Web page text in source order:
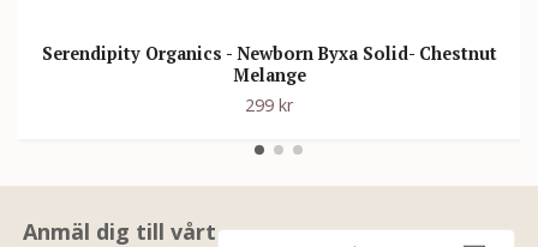
Serendipity Organics - Newborn Byxa Solid- Chestnut
Melange
299 kr
Anmäl dig till vårt